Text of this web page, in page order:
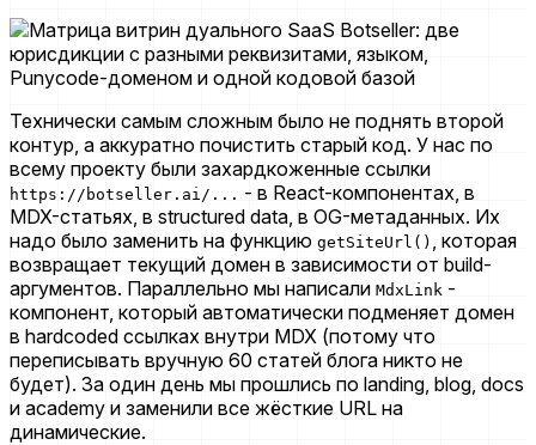
Технически самым сложным было не поднять второй
контур, а аккуратно почистить старый код. У нас по
всему проекту были захардкоженные ссылки
https://botseller.ai/... - в React-компонентах, в
MDX-статьях, в structured data, в OG-метаданных. Их
надо было заменить на функцию getSiteUrl()
, которая
возвращает текущий домен в зависимости от build-
аргументов. Параллельно мы написали MdxLink -
компонент, который автоматически подменяет домен
в hardcoded ссылках внутри MDX (потому что
переписывать вручную 60 статей блога никто не
будет). За один день мы прошлись по landing, blog, docs
и academy и заменили все жёсткие URL на
динамические.